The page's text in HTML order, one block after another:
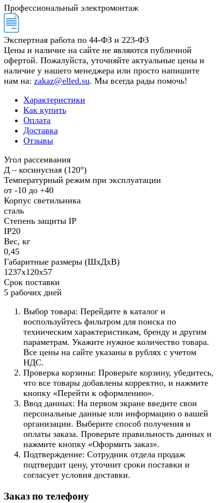
Профессиональный электромонтаж
Экспертная работа по 44-ФЗ и 223-ФЗ
Цены и наличие на сайте не являются публичной
офертой. Пожалуйста, уточняйте актуальные цены и
наличие у нашего менеджера или просто напишите
нам на: zakaz@elled.su. Мы всегда рады помочь!
Характеристики
Как купить
Оплата
Доставка
Отзывы
Угол рассеивания
Д – косинусная (120°)
Температурный режим при эксплуатации
от -10 до +40
Корпус светильника
сталь
Степень защиты IP
IP20
Вес, кг
0,45
Габаритные размеры (ШхДхВ)
1237х120х57
Срок поставки
5 рабочих дней
Выбор товара: Перейдите в каталог и
воспользуйтесь фильтром для поиска по
техническим характеристикам, бренду и другим
параметрам. Укажите нужное количество товара.
Все цены на сайте указаны в рублях с учетом
НДС.
Проверка корзины: Проверьте корзину, убедитесь,
что все товары добавлены корректно, и нажмите
кнопку «Перейти к оформлению».
Ввод данных: На первом экране введите свои
персональные данные или информацию о вашей
организации. Выберите способ получения и
оплаты заказа. Проверьте правильность данных и
нажмите кнопку «Оформить заказ».
Подтверждение: Сотрудник отдела продаж
подтвердит цену, уточнит сроки поставки и
согласует условия доставки.
Заказ по телефону